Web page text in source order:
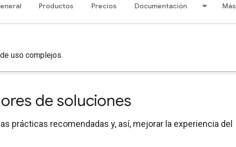
Productos Precios Documentación Más
uso complejos.
de soluciones
prácticas recomendadas y, así, mejorar la experiencia del